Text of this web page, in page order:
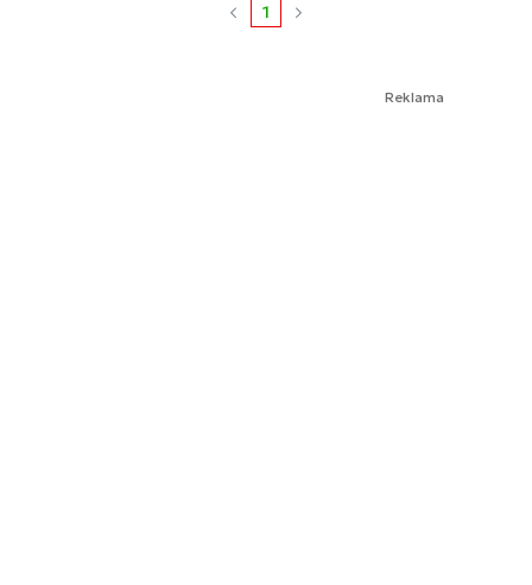
1
Reklama